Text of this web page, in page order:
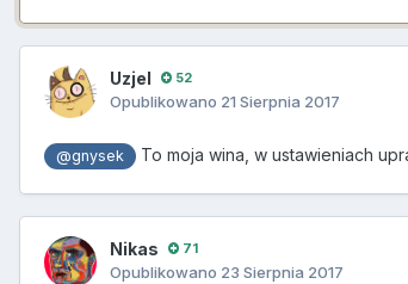
Uzjel 52
Opublikowano 21 Sierpnia 2017
@gnysek To moja wina, w ustawieniach
Nikas 71
Opublikowano 23 Sierpnia 2017